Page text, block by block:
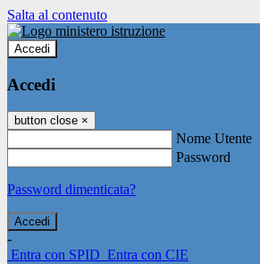
Salta al contenuto
Accedi
Accedi
button close ×
Nome Utente
Password
Password dimenticata?
-
Entra con SPID Entra con CIE